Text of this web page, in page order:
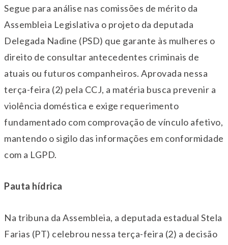
Segue para análise nas comissões de mérito da
Assembleia Legislativa o projeto da deputada
Delegada Nadine (PSD) que garante às mulheres o
direito de consultar antecedentes criminais de
atuais ou futuros companheiros. Aprovada nessa
terça-feira (2) pela CCJ, a matéria busca prevenir a
violência doméstica e exige requerimento
fundamentado com comprovação de vínculo afetivo,
mantendo o sigilo das informações em conformidade
com a LGPD.
Pauta hídrica
Na tribuna da Assembleia, a deputada estadual Stela
Farias (PT) celebrou nessa terça-feira (2) a decisão